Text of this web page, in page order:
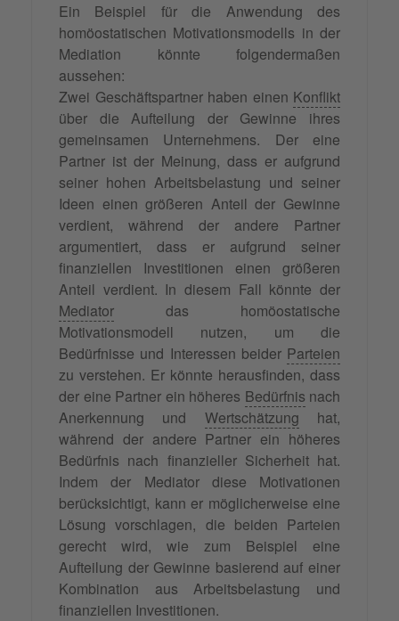
Ein Beispiel für die Anwendung des
homöostatischen Motivationsmodells in der
Mediation könnte folgendermaßen
aussehen:
Zwei Geschäftspartner haben einen Konflikt
über die Aufteilung der Gewinne ihres
gemeinsamen Unternehmens. Der eine
Partner ist der Meinung, dass er aufgrund
seiner hohen Arbeitsbelastung und seiner
Ideen einen größeren Anteil der Gewinne
verdient, während der andere Partner
argumentiert, dass er aufgrund seiner
finanziellen Investitionen einen größeren
Anteil verdient. In diesem Fall könnte der
Mediator das homöostatische
Motivationsmodell nutzen, um die
Bedürfnisse und Interessen beider Parteien
zu verstehen. Er könnte herausfinden, dass
der eine Partner ein höheres Bedürfnis nach
Anerkennung und Wertschätzung hat,
während der andere Partner ein höheres
Bedürfnis nach finanzieller Sicherheit hat.
Indem der Mediator diese Motivationen
berücksichtigt, kann er möglicherweise eine
Lösung vorschlagen, die beiden Parteien
gerecht wird, wie zum Beispiel eine
Aufteilung der Gewinne basierend auf einer
Kombination aus Arbeitsbelastung und
finanziellen Investitionen.